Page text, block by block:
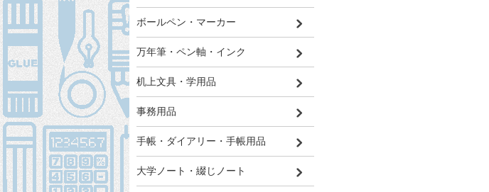
ボールペン・マーカー
万年筆・ペン軸・インク
机上文具・学用品
事務用品
手帳・ダイアリー・手帳用品
大学ノート・綴じノート